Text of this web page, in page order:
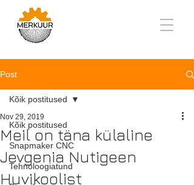
Post
Kõik postitused
Snapmaker CNC
Tehnoloogiatund
Kõik postitused
Meil on täna külaline
Jevgenia Nutigeen
Huvikoolist
Nov 29, 2019